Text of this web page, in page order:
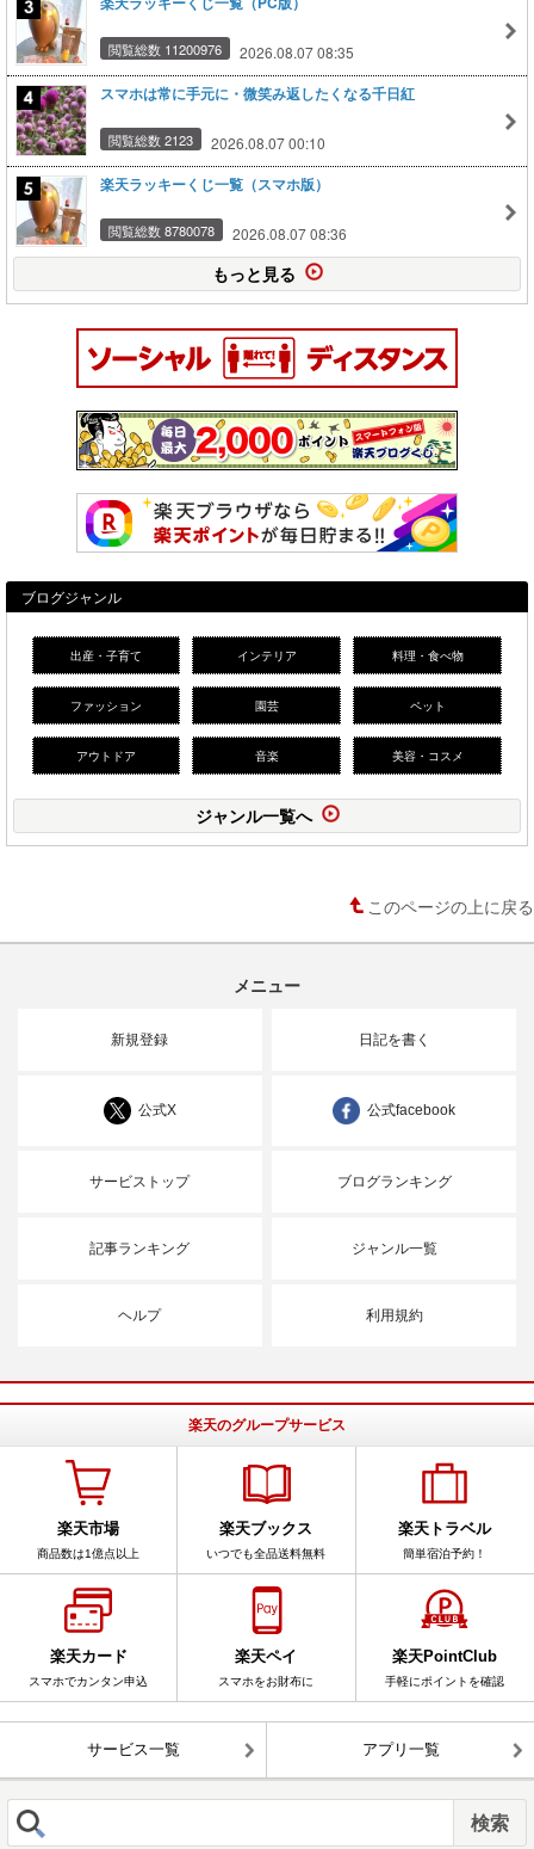
閲覧総数 11200976 2026.08.07 08:35
スマホは常に手元に・微笑み返したくなる千日紅
閲覧総数 2123 2026.08.07 00:10
楽天ラッキーくじ一覧（スマホ版）
閲覧総数 8780078 2026.08.07 08:36
もっと見る
ブログジャンル
出産・子育て インテリア 料理・食べ物
ファッション 園芸 ペット
アウトドア 音楽 美容・コスメ
ジャンル一覧へ
このページの上に戻る
メニュー
新規登録 日記を書く
公式X 公式facebook
サービストップ ブログランキング
記事ランキング ジャンル一覧
ヘルプ 利用規約
楽天のグループサービス
楽天市場
商品数は1億点以上
楽天ブックス
いつでも全品送料無料
楽天トラベル
簡単宿泊予約！
楽天カード
スマホでカンタン申込
楽天ペイ
スマホをお財布に
楽天PointClub
手軽にポイントを確認
サービス一覧 アプリ一覧